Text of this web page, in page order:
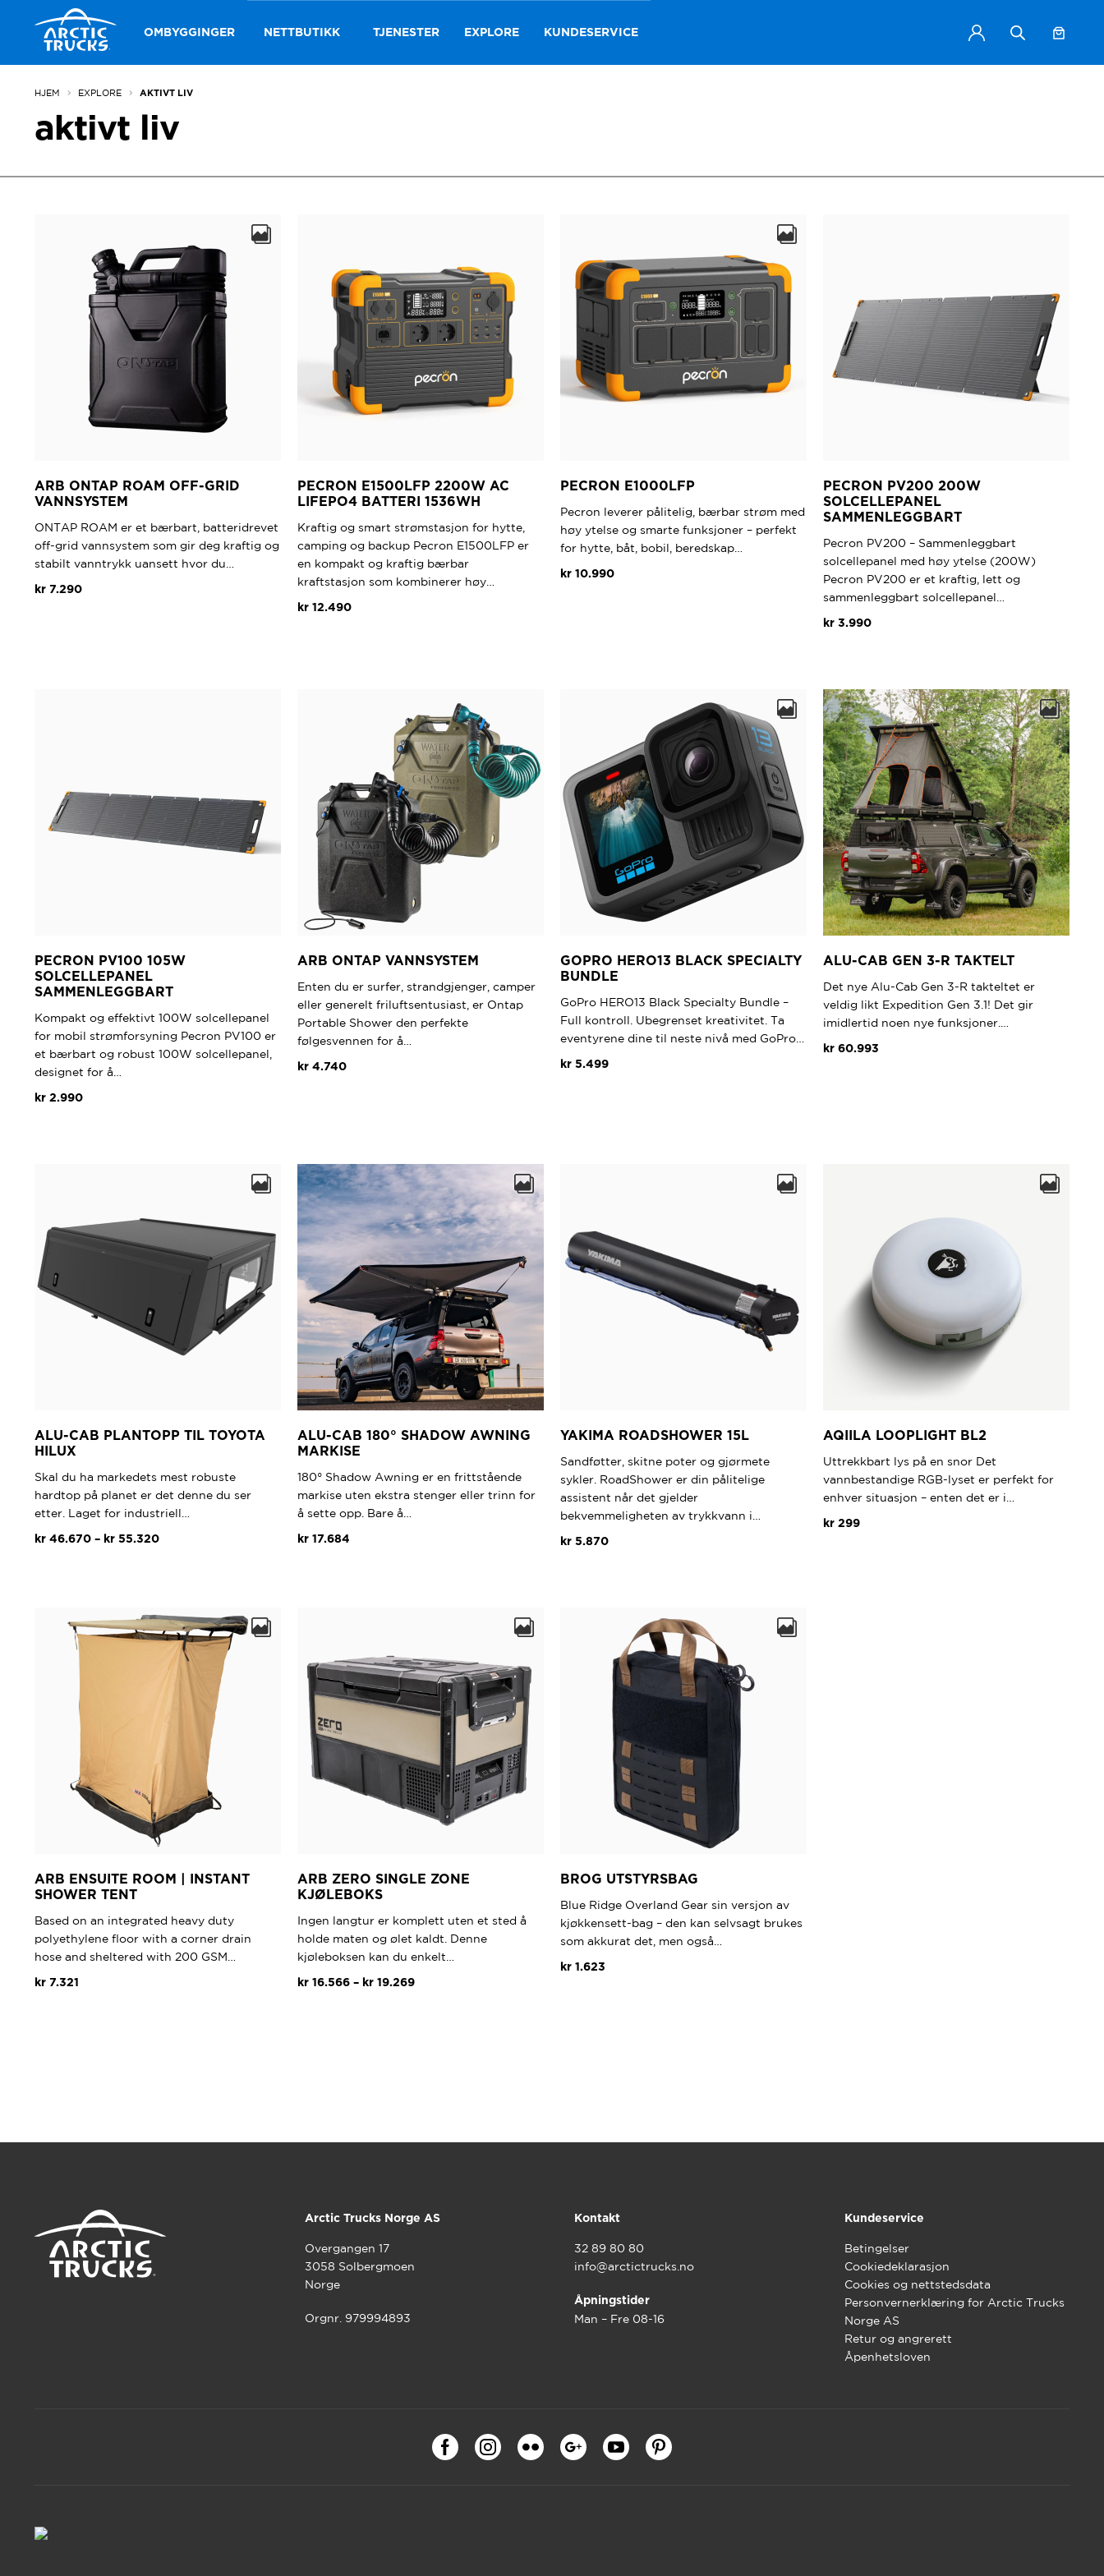
Hopp
til
navigasjon
Hopp
til
innhold
OMBYGGINGER NETTBUTIKK TJENESTER EXPLORE KUNDESERVICE
HJEM EXPLORE AKTIVT LIV
aktivt liv
ARB ONTAP ROAM OFF-GRID
VANNSYSTEM
ONTAP ROAM er et bærbart, batteridrevet
off-grid vannsystem som gir deg kraftig og
stabilt vanntrykk uansett hvor du…
kr 7.290
PECRON E1500LFP 2200W AC
LIFEPO4 BATTERI 1536WH
Kraftig og smart strømstasjon for hytte,
camping og backup Pecron E1500LFP er
en kompakt og kraftig bærbar
kraftstasjon som kombinerer høy…
kr 12.490
PECRON E1000LFP
Pecron leverer pålitelig, bærbar strøm med
høy ytelse og smarte funksjoner – perfekt
for hytte, båt, bobil, beredskap…
kr 10.990
PECRON PV200 200W
SOLCELLEPANEL
SAMMENLEGGBART
Pecron PV200 – Sammenleggbart
solcellepanel med høy ytelse (200W)
Pecron PV200 er et kraftig, lett og
sammenleggbart solcellepanel…
kr 3.990
PECRON PV100 105W
SOLCELLEPANEL
SAMMENLEGGBART
Kompakt og effektivt 100W solcellepanel
for mobil strømforsyning Pecron PV100 er
et bærbart og robust 100W solcellepanel,
designet for å…
kr 2.990
ARB ONTAP VANNSYSTEM
Enten du er surfer, strandgjenger, camper
eller generelt friluftsentusiast, er Ontap
Portable Shower den perfekte
følgesvennen for å…
kr 4.740
varianter.
Alternativene
kan
velges
produktsiden
GOPRO HERO13 BLACK SPECIALTY
BUNDLE
GoPro HERO13 Black Specialty Bundle –
Full kontroll. Ubegrenset kreativitet. Ta
eventyrene dine til neste nivå med GoPro…
kr 5.499
ALU-CAB GEN 3-R TAKTELT
Det nye Alu-Cab Gen 3-R takteltet er
veldig likt Expedition Gen 3.1! Det gir
imidlertid noen nye funksjoner.…
kr 60.993
ALU-CAB PLANTOPP TIL TOYOTA
HILUX
Skal du ha markedets mest robuste
hardtop på planet er det denne du ser
etter. Laget for industriell…
kr 46.670 – kr 55.320Prisområde:
flere
varianter.
Alternativene
kan
produktsiden
ALU-CAB 180° SHADOW AWNING
MARKISE
180° Shadow Awning er en frittstående
markise uten ekstra stenger eller trinn for
å sette opp. Bare å…
kr 17.684
Alternativene
kan
velges
på
produktsiden
YAKIMA ROADSHOWER 15L
Sandføtter, skitne poter og gjørmete
sykler. RoadShower er din pålitelige
assistent når det gjelder
bekvemmeligheten av trykkvann i…
kr 5.870
AQIILA LOOPLIGHT BL2
Uttrekkbart lys på en snor Det
vannbestandige RGB-lyset er perfekt for
enhver situasjon – enten det er i…
kr 299
ARB ENSUITE ROOM | INSTANT
SHOWER TENT
Based on an integrated heavy duty
polyethylene floor with a corner drain
hose and sheltered with 200 GSM…
kr 7.321
ARB ZERO SINGLE ZONE
KJØLEBOKS
Ingen langtur er komplett uten et sted å
holde maten og ølet kaldt. Denne
kjøleboksen kan du enkelt…
kr 16.566 – kr 19.269Prisområde:
velges
BROG UTSTYRSBAG
Blue Ridge Overland Gear sin versjon av
kjøkkensett-bag – den kan selvsagt brukes
som akkurat det, men også…
kr 1.623
Arctic Trucks Norge AS
Overgangen 17
3058 Solbergmoen
Norge
Orgnr. 979994893
Kontakt
32 89 80 80
info@arctictrucks.no
Åpningstider
Man – Fre 08-16
Kundeservice
Betingelser
Cookiedeklarasjon
Cookies og nettstedsdata
Personvernerklæring for Arctic Trucks
Norge AS
Retur og angrerett
Åpenhetsloven